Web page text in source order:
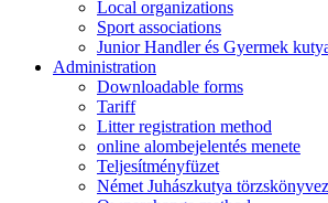
Local organizations
Sport associations
Junior Handler és Gyermek
Administration
Downloadable forms
Tariff
Litter registration method
online alombejelentés menete
Teljesítményfüzet
Német Juhászkutya